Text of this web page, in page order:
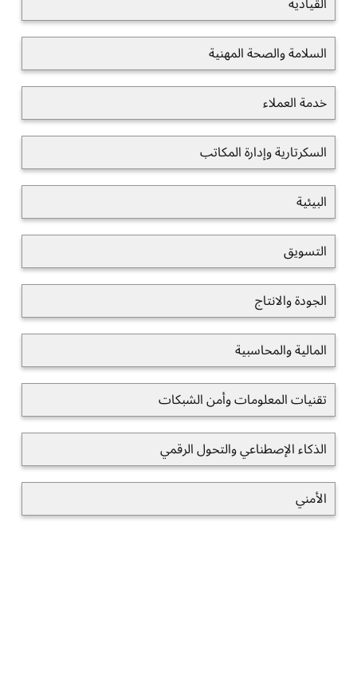
السلامة والصحة المهنية
خدمة العملاء
السكرتارية وإدارة المكاتب
البيئية
التسويق
الجودة والانتاج
المالية والمحاسبية
تقنيات المعلومات وأمن الشبكات
الذكاء الإصطناعي والتحول الرقمي
الأمني